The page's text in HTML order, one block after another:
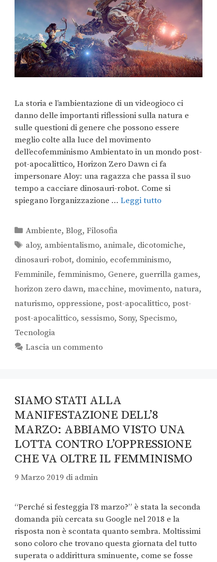
La storia e l’ambientazione di un videogioco ci
danno delle importanti riflessioni sulla natura e
sulle questioni di genere che possono essere
meglio colte alla luce del movimento
dell’ecofemminismo Ambientato in un mondo post-
pot-apocalittico, Horizon Zero Dawn ci fa
impersonare Aloy: una ragazza che passa il suo
tempo a cacciare dinosauri-robot. Come si
spiegano l’organizzazione … Leggi tutto
Ambiente,Blog,Filosofia
aloy, ambientalismo, animale, dicotomiche,
dinosauri-robot, dominio, ecofemminismo,
Femminile, femminismo, Genere, guerrilla games,
horizon zero dawn, macchine, movimento, natura,
naturismo, oppressione, post-apocalittico, post-
post-apocalittico, sessismo, Sony, Specismo,
Tecnologia
Lascia un commento
SIAMO STATI ALLA
MANIFESTAZIONE DELL’8
MARZO: ABBIAMO VISTO UNA
LOTTA CONTRO L’OPPRESSIONE
CHE VA OLTRE IL FEMMINISMO
9 Marzo 2019 di admin
“Perché si festeggia l’8 marzo?” è stata la seconda
domanda più cercata su Google nel 2018 e la
risposta non è scontata quanto sembra. Moltissimi
sono coloro che trovano questa giornata del tutto
superata o addirittura sminuente, come se fosse